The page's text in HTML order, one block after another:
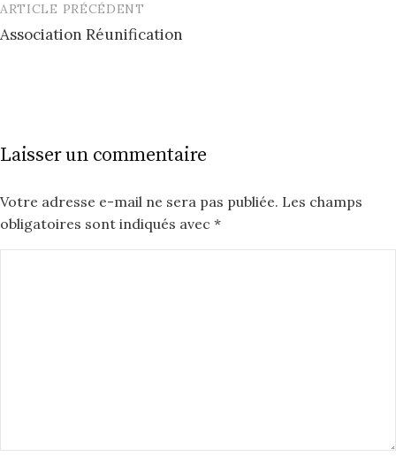
Post
navigation
ARTICLE PRÉCÉDENT
Association Réunification
Laisser un commentaire
Votre adresse e-mail ne sera pas publiée. Les champs
obligatoires sont indiqués avec *